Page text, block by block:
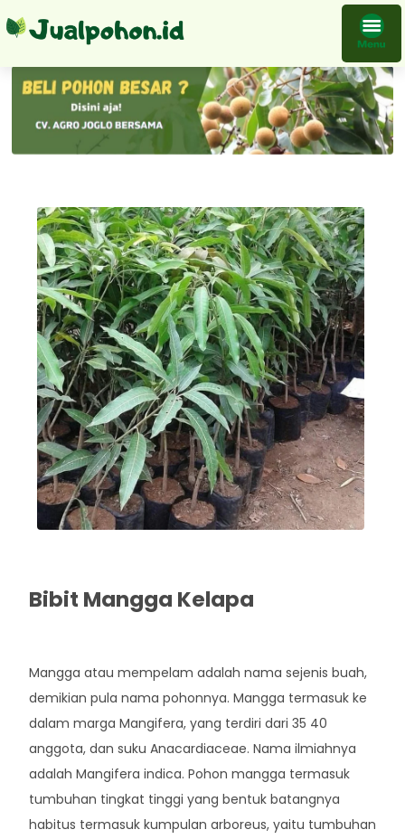
Bibit Tanaman Mangga Kelapa Buah Siap Cepat Berbuah Kontraktor
Bibit Mangga Kelapa
Mangga atau mempelam adalah nama sejenis buah,
demikian pula nama pohonnya. Mangga termasuk ke
dalam marga Mangifera, yang terdiri dari 35 40
anggota, dan suku Anacardiaceae. Nama ilmiahnya
adalah Mangifera indica. Pohon mangga termasuk
tumbuhan tingkat tinggi yang bentuk batangnya
habitus termasuk kumpulan arboreus, yaitu tumbuhan